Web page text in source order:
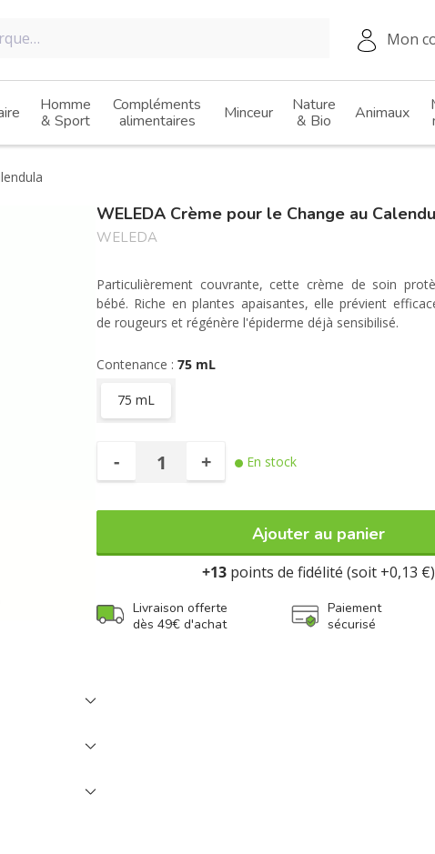
Mon
Homme
& Sport
Compléments
alimentaires
Minceur
Nature
& Bio
Animaux
WELEDA Crème pour le Change au
WELEDA
Particulièrement couvrante, cette crème de soin
bébé. Riche en plantes apaisantes, elle prévient
de rougeurs et régénère l'épiderme déjà sensibilisé.
Contenance : 75 mL
75 mL
En stock
- +
Ajouter au panier
+13 points de fidélité (soit +0,13 €)
Livraison offerte
dès 49€ d'achat
Paiement
sécurisé